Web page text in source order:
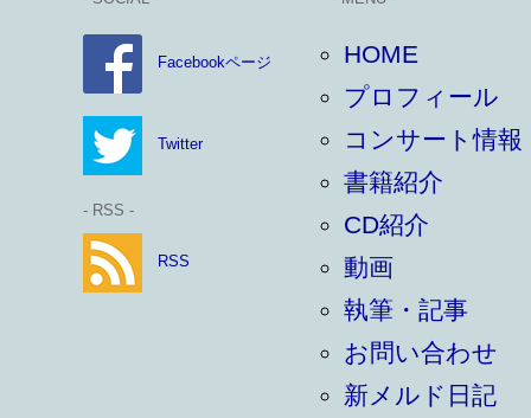
Facebookページ
Twitter
- RSS -
RSS
HOME
プロフィール
コンサート情報
書籍紹介
CD紹介
動画
執筆・記事
お問い合わせ
新メルド日記